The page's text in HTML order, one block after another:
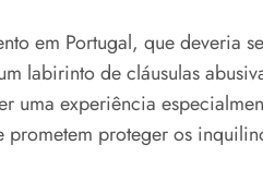
em Portugal, que deveria
labirinto de cláusulas
uma experiência
proteger os